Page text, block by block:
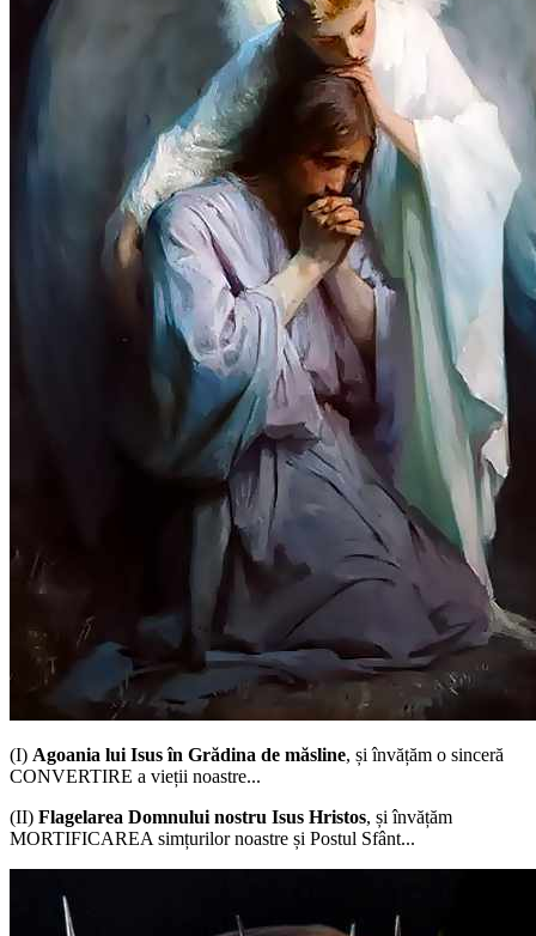
(I) Agoania lui Isus în Grădina de măsline, și învățăm o sinceră
CONVERTIRE a vieții noastre...
(II) Flagelarea Domnului nostru Isus Hristos, și învățăm
MORTIFICAREA simțurilor noastre și Postul Sfânt...